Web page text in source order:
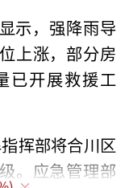
示，强降雨导
上涨，部分房
已开展救援工
挥部将合川区
。应急管理部